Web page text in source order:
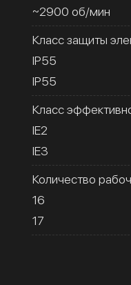
~2900 об/мин
Класс защиты
IP55
IP55
Класс
IE2
IE3
Количество
16
17